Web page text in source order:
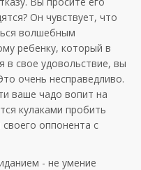
Он чувствует, что
волшебным
ребенку, который в
в свое удовольствие, вы
очень несправедливо.
ваше чадо вопит на
кулаками пробить
своего оппонента с
- не умение